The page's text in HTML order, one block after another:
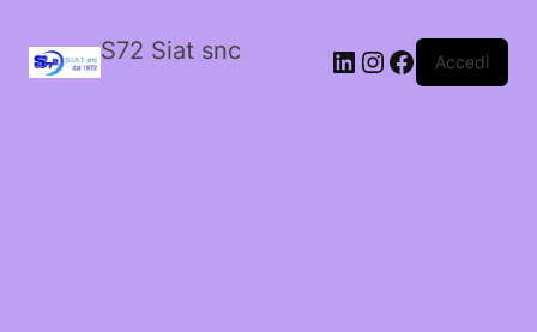
S72 Siat snc LinkedIn
Instagram
Facebook
Accedi